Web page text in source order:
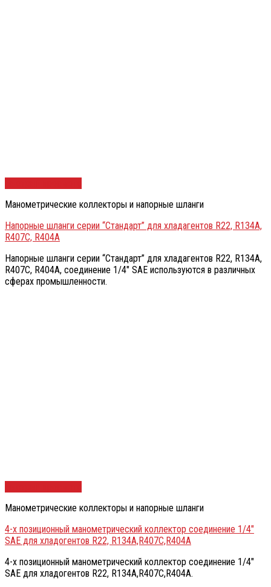
Манометрические коллекторы и напорные шланги
Напорные шланги серии “Стандарт” для хладагентов R22, R134А,
R407C, R404A
Напорные шланги серии “Стандарт” для хладагентов R22, R134А,
R407C, R404A, соединение 1/4″ SAE используются в различных
сферах промышленности.
Манометрические коллекторы и напорные шланги
4-х позиционный манометрический коллектор соединение 1/4″
SAE для хладогентов R22, R134A,R407C,R404A
4-х позиционный манометрический коллектор соединение 1/4″
SAE для хладогентов R22, R134A,R407C,R404A.